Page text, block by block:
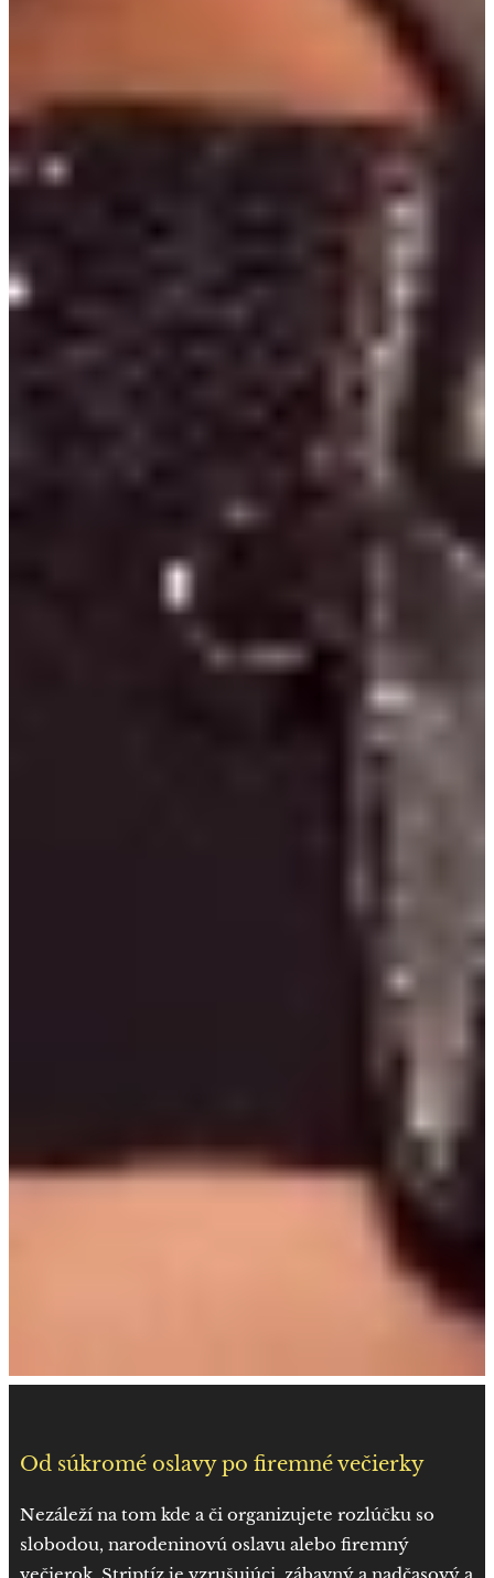
Od súkromé oslavy po firemné večierky
Nezáleží na tom kde a či organizujete rozlúčku so
slobodou, narodeninovú oslavu alebo firemný